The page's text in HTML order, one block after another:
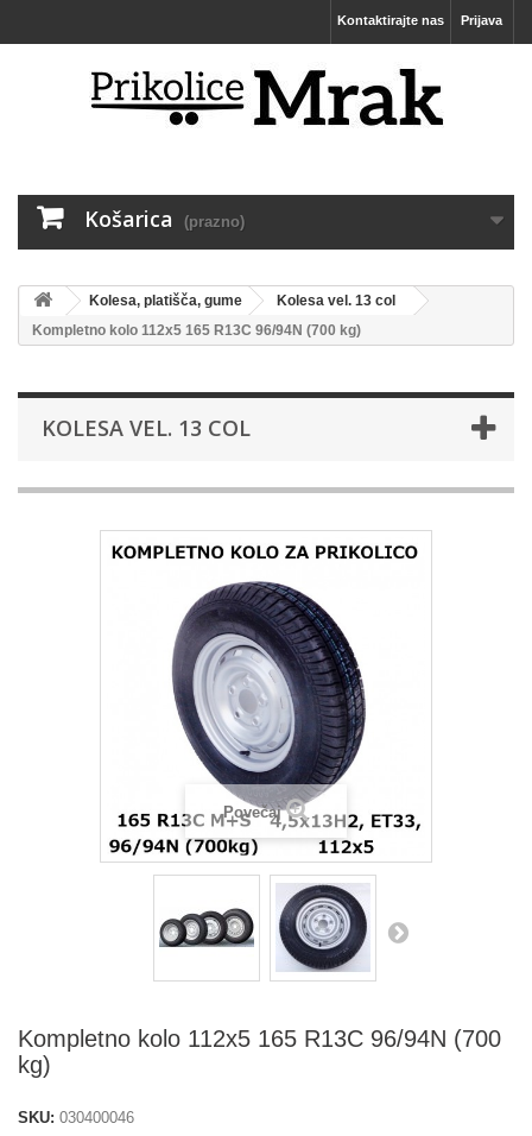
Prijava
Kontaktirajte nas
Košarica (prazno)
Kolesa, platišča, gume
Kolesa vel. 13 col
Kompletno kolo 112x5 165 R13C 96/94N (700 kg)
KOLESA VEL. 13 COL
Povečaj
Kompletno kolo 112x5 165 R13C 96/94N (700
kg)
SKU: 030400046